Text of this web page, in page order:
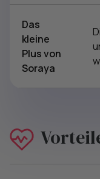
Das
kleine
Plus von
Soraya